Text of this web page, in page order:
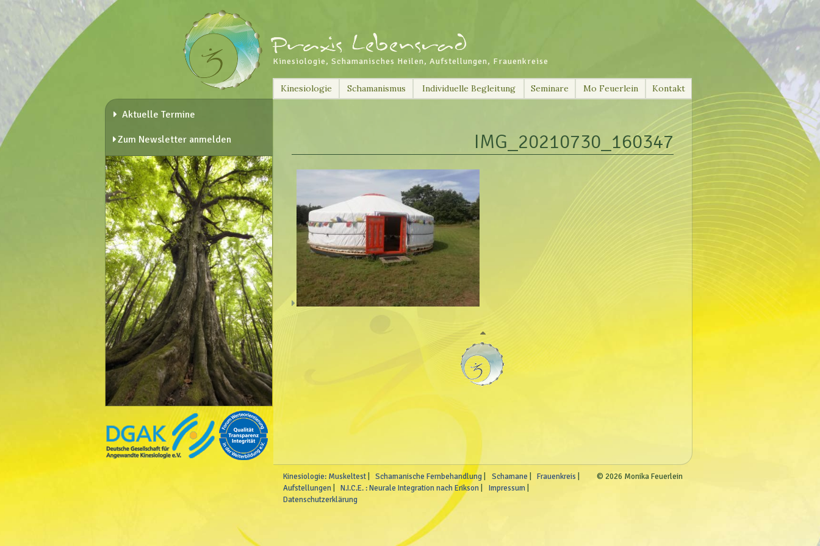
Kinesiologie, Schamanisches Heilen, Aufstellungen, Frauenkreise
Skip
to
Kinesiologie Schamanismus Individuelle Begleitung Seminare Mo Feuerlein Kontakt
IMG_20210730_160347
Aktuelle Termine
Zum Newsletter anmelden
Kinesiologie: Muskeltest Schamanische Fernbehandlung Schamane
Frauenkreis
Aufstellungen
N.I.C.E. : Neurale Integration nach Erikson
Impressum
Datenschutzerklärung
© 2026 Monika Feuerlein